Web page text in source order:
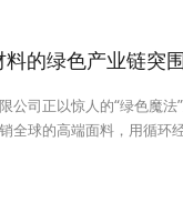
的绿色产业链突
司正以惊人的“绿色魔
球的高端面料，用循环